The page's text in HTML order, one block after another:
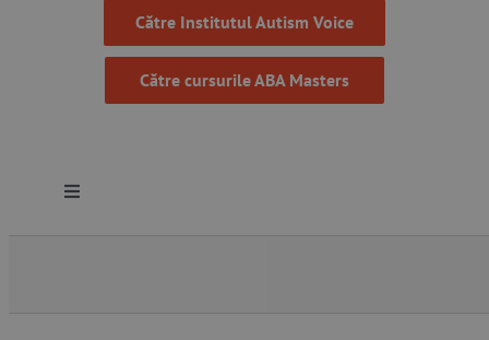
Către Institutul Autism Voice
Către cursurile ABA Masters
Toggle